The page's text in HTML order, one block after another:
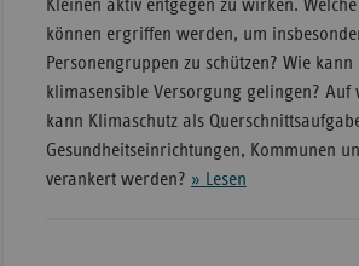
Kleinen aktiv entgegen zu wirken.
können ergriffen werden, um
Personengruppen zu schützen? Wie kann
klimasensible Versorgung gelingen? Auf
kann Klimaschutz als
Gesundheitseinrichtungen, Kommunen
verankert werden? » Lesen